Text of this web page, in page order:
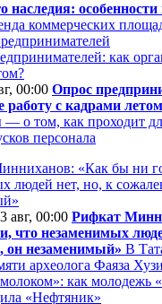
наследия:
коммерческих
00:00 Опрос
работу с кадрами
— о том, как проходит
персонала
авг, 00:00 Рифкат
что незаменимых
он незаменимый» В
археолога Фаяза